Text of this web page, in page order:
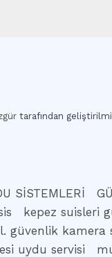
tarafından
SİSTEMLERİ
kepez suisleri
güvenlik kamera
uydu servisi